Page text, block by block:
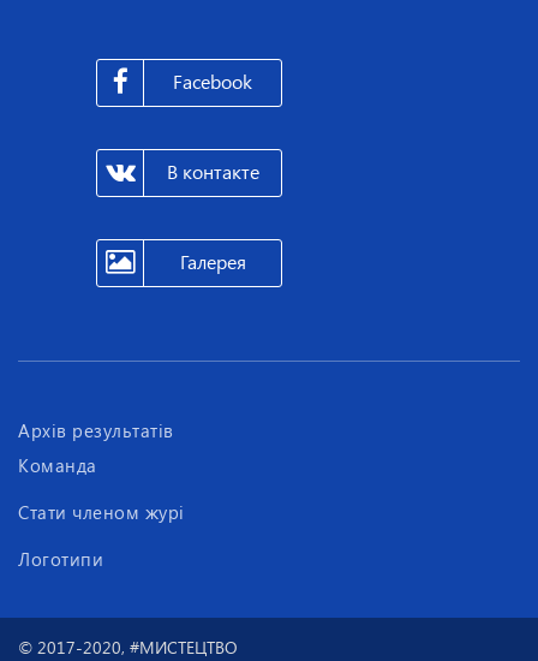
Facebook
В контакте
Галерея
Архів результатів
Команда
Стати членом журі
Логотипи
© 2017-2020, #МИСТЕЦТВО